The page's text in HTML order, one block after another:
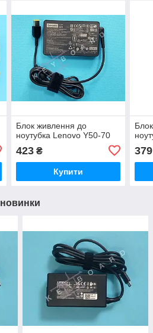
Блок живлення до
ноутубка Lenovo Y50-70
423₴
Купити
379
новинки